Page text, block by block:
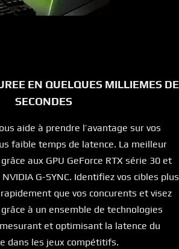
EN QUELQUES MILLIEMES DE
SECONDES
aide à prendre l’avantage sur vos
faible temps de latence. La meilleur
aux GPU GeForce RTX série 30 et
G-SYNC. Identifiez vos cibles plus
que vos concurents et visez
à un ensemble de technologies
et optimisant la latence du
dans les jeux compétitifs.